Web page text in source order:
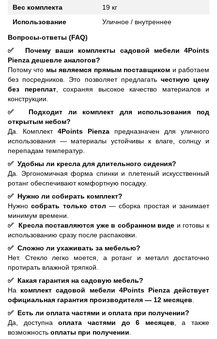
Вес комплекта
19 кг
Использование
Уличное / внутреннее
Вопросы-ответы (FAQ)
✅
Почему ваши комплекты садовой мебели 4Points
Pienza дешевле аналогов?
Потому что мы являемся прямым поставщиком и работаем
без посредников. Это позволяет предлагать честную цену
без переплат, сохраняя высокое качество материалов и
конструкции.
✅
Подходит ли комплект для использования под
открытым небом?
Да. Комплект 4Points Pienza предназначен для уличного
использования — материалы устойчивы к влаге, солнцу и
перепадам температур.
✅ Удобны ли кресла для длительного сидения?
Да. Эргономичная форма спинки и плетеный искусственный
ротанг обеспечивают комфортную посадку.
✅ Нужно ли собирать комплект?
Нужнособрать только стол — сборка простая и занимает
минимум времени.
✅
Кресла поставляются уже в собранном виде и готовы к
использованию сразу после распаковки.
✅ Сложно ли ухаживать за мебелью?
Нет. Стекло легко моется, а ротанг и металл достаточно
протирать влажной тряпкой.
✅ Какая гарантия на садовую мебель?
На комплект садовой мебели 4Points Pienza действует
официальная гарантия производителя — 12 месяцев.
✅ Есть ли оплата частями и оплата при получении?
Да, доступнаоплата частями до 6 месяцев, а также
возможность оплаты при получении.